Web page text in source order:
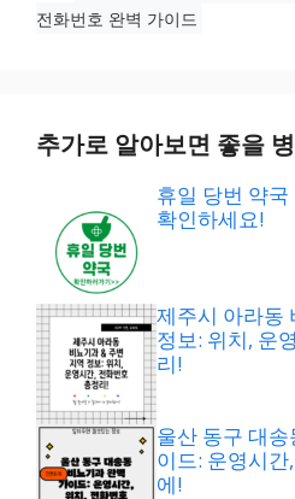
전화번호 완벽 가이드
추가로 알아보면 좋을
휴일 당번 약
확인하세요!
제주시 아라동
정보: 위치, 운
리!
울산 동구 대
이드: 운영시
에!